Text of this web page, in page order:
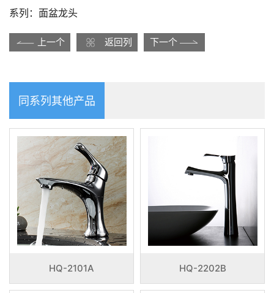
系列：面盆龙头
上一个
返回列
下一个
同系列其他产品
HQ-2101A HQ-2202B